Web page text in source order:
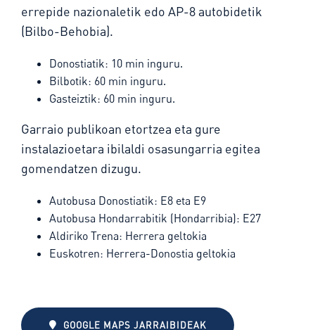
errepide nazionaletik edo AP-8 autobidetik
(Bilbo-Behobia).
Donostiatik: 10 min inguru.
Bilbotik: 60 min inguru.
Gasteiztik: 60 min inguru.
Garraio publikoan etortzea eta gure
instalazioetara ibilaldi osasungarria egitea
gomendatzen dizugu.
Autobusa Donostiatik: E8 eta E9
Autobusa Hondarrabitik (Hondarribia): E27
Aldiriko Trena: Herrera geltokia
Euskotren: Herrera-Donostia geltokia
GOOGLE MAPS JARRAIBIDEAK